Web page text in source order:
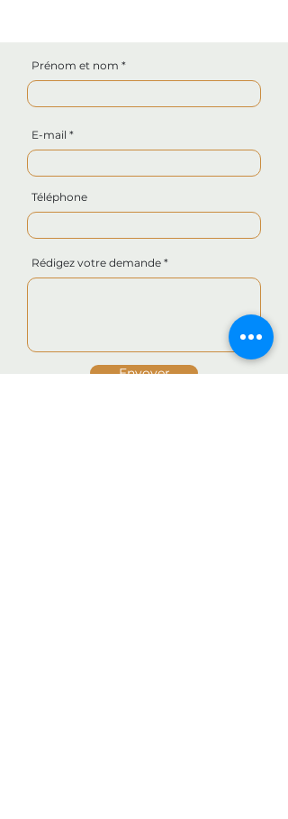
Prénom et nom
E-mail
Téléphone
Rédigez votre demande
Envoyer